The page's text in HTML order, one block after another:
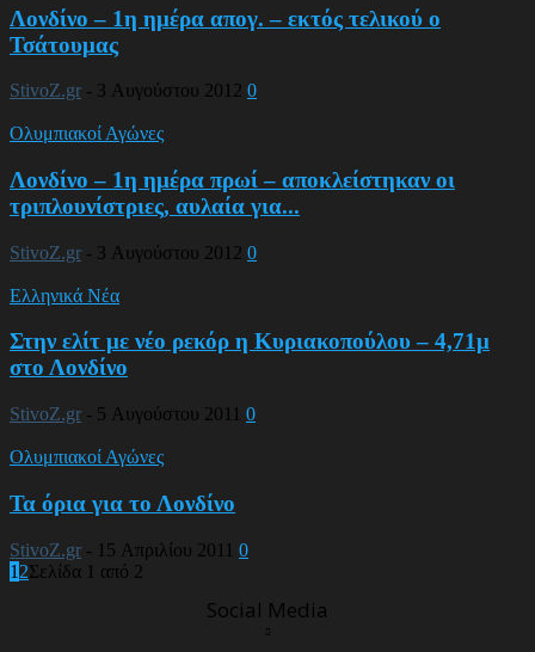
Λονδίνο – 1η ημέρα απογ. – εκτός τελικού ο
Τσάτουμας
StivoZ.gr - 3 Αυγούστου 2012 0
Ολυμπιακοί Αγώνες
Λονδίνο – 1η ημέρα πρωί – αποκλείστηκαν οι
τριπλουνίστριες, αυλαία για...
StivoZ.gr - 3 Αυγούστου 2012 0
Ελληνικά Νέα
Στην ελίτ με νέο ρεκόρ η Κυριακοπούλου – 4,71μ
στο Λονδίνο
StivoZ.gr - 5 Αυγούστου 2011 0
Ολυμπιακοί Αγώνες
Τα όρια για το Λονδίνο
StivoZ.gr - 15 Απριλίου 2011 0
1 2Σελίδα 1 από 2
Social Media